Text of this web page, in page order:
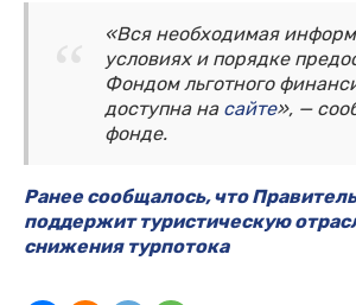
«Вся необходимая
условиях и порядке
Фондом льготного
доступна на сайте», —
фонде.
Ранее сообщалось, что
поддержит туристическую
снижения турпотока